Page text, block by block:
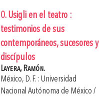
0. Usigli en el teatro :
testimonios de sus
contemporáneos, sucesores y
discípulos
Layera, Ramón.
México, D. F. : Universidad
Nacional Autónoma de México /